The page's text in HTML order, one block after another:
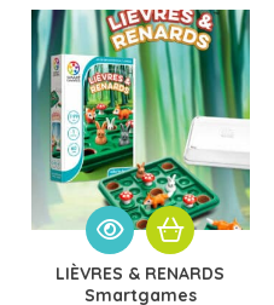
LIÈVRES & RENARDS
Smartgames